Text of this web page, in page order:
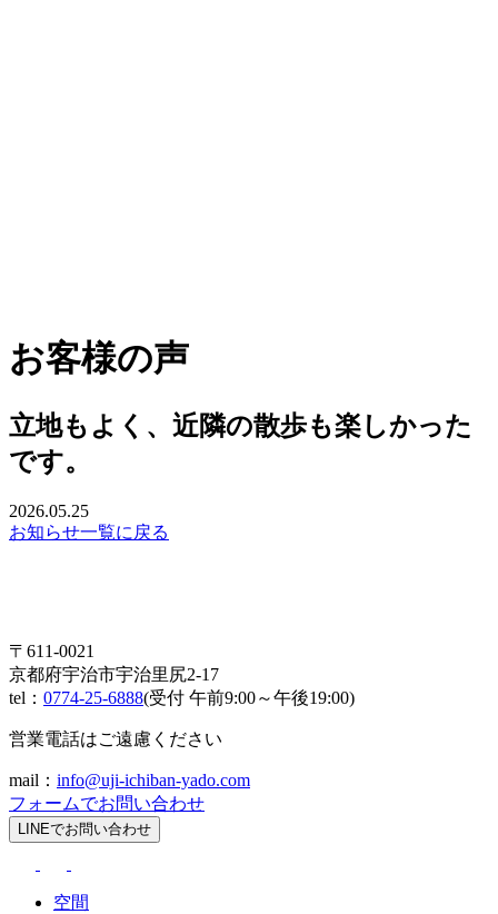
お客様の声
立地もよく、近隣の散歩も楽しかった
です。
2026.05.25
お知らせ一覧に戻る
〒611-0021
京都府宇治市宇治里尻2-17
tel： 0774-25-6888(受付 午前9:00～午後19:00)
営業電話はご遠慮ください
mail： info@uji-ichiban-yado.com
フォームでお問い合わせ
LINEでお問い合わせ
空間